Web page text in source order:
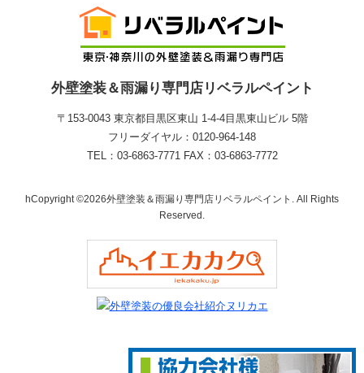
外壁塗装＆雨漏り専門店リベラルペイント
〒153-0043 東京都目黒区東山 1‐4‐4目黒東山ビル 5階
フリーダイヤル：0120-964-148
TEL：03-6863-7771 FAX：03-6863-7772
hCopyright ©2026外壁塗装＆雨漏り専門店リベラルペイント. All Rights
Reserved.